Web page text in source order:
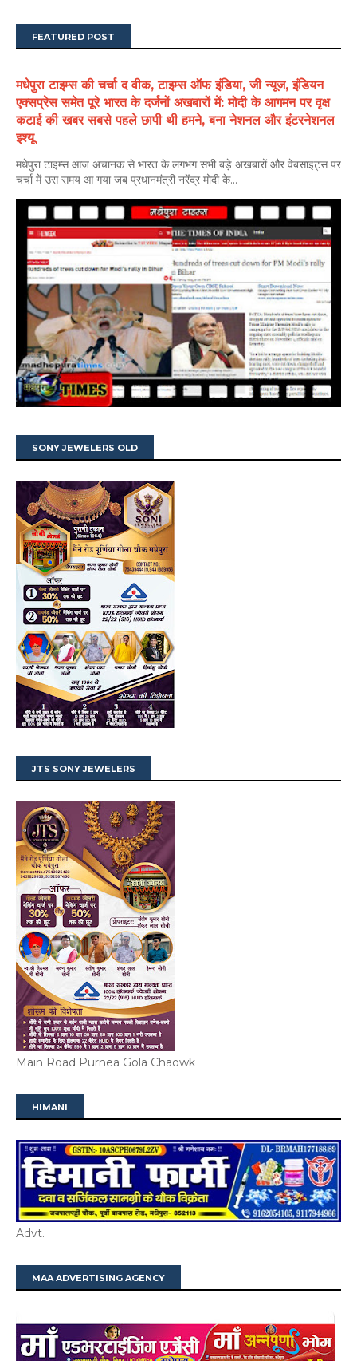
FEATURED POST
मधेपुरा टाइम्स की चर्चा द वीक, टाइम्स ऑफ इंडिया, जी न्यूज, इंडियन
एक्सप्रेस समेत पूरे भारत के दर्जनों अखबारों में: मोदी के आगमन पर वृक्ष
कटाई की खबर सबसे पहले छापी थी हमने, बना नेशनल और इंटरनेशनल
इश्यू
मधेपुरा टाइम्स आज अचानक से भारत के लगभग सभी बड़े अखबारों और वेबसाइट्स पर
चर्चा में उस समय आ गया जब प्रधानमंत्री नरेंद्र मोदी के...
SONY JEWELERS OLD
JTS SONY JEWELERS
Main Road Purnea Gola Chaowk
HIMANI
Advt.
MAA ADVERTISING AGENCY